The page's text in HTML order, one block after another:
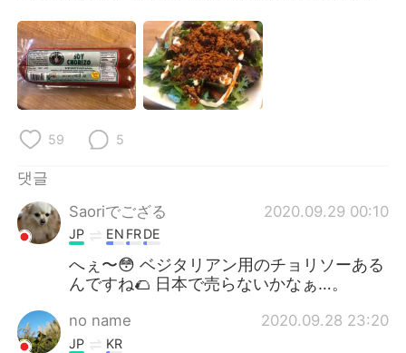
59 5
댓글
Saoriでござる
2020.09.29 00:10
JP EN FRDE
へぇ〜😳 ベジタリアン用のチョリソーある
んですね🌮 日本で売らないかなぁ…。
no name 2020.09.28 23:20
JP KR